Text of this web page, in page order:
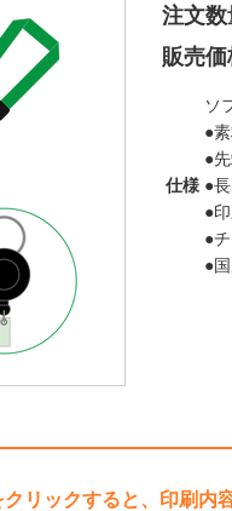
注文数
販売価
仕様
ソ
●
●
●
●
●
●
リックすると、印刷内